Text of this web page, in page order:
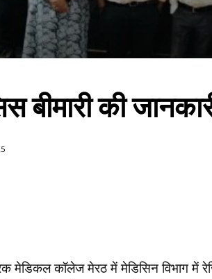
बीमारी की
मेडिकल कॉलेज मेरठ में मेडिसिन विभाग में